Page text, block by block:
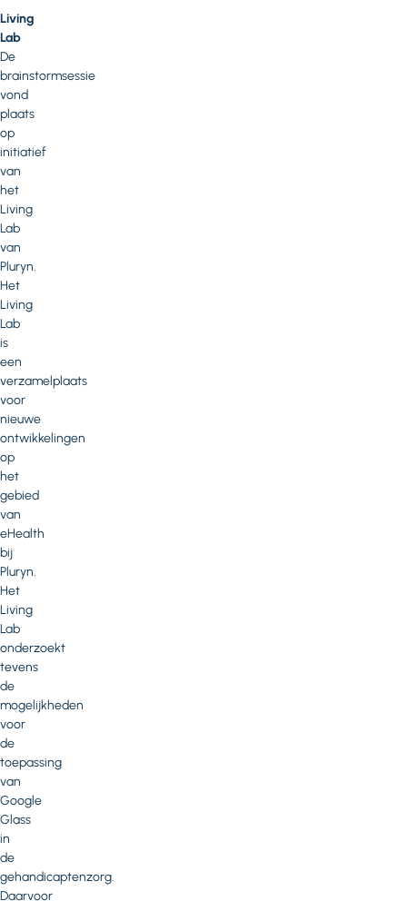
Living
Lab
De
brainstormsessie
vond
plaats
op
initiatief
van
het
Living
Lab
van
Pluryn.
Het
Living
Lab
is
een
verzamelplaats
voor
nieuwe
ontwikkelingen
op
het
gebied
van
eHealth
bij
Pluryn.
Het
Living
Lab
onderzoekt
tevens
de
mogelijkheden
voor
de
toepassing
van
Google
Glass
in
de
gehandicaptenzorg.
Daarvoor